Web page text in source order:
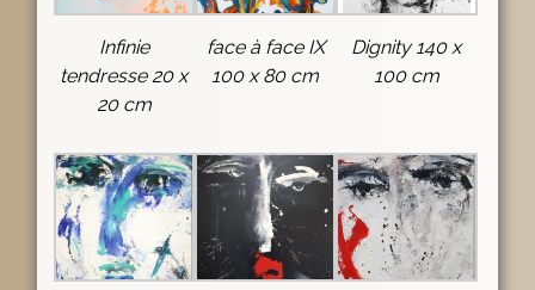
Infinie
tendresse 20 x
20 cm
face à face IX
100 x 80 cm
Dignity 140 x
100 cm